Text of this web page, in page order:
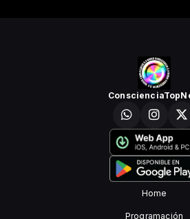
Home
Programación